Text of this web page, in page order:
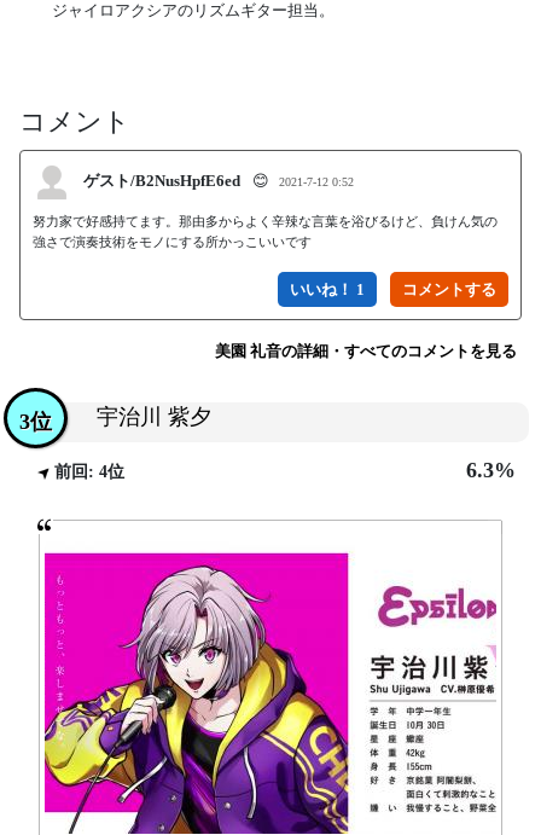
ジャイロアクシアのリズムギター担当。
コメント
ゲスト/B2NusHpfE6ed 😊 2021-7-12 0:52
努力家で好感持てます。那由多からよく辛辣な言葉を浴びるけど、負けん気の
強さで演奏技術をモノにする所かっこいいです
いいね！ 1
美園 礼音の詳細・すべてのコメントを見る
宇治川 紫夕
3位
前回: 4位 6.3%